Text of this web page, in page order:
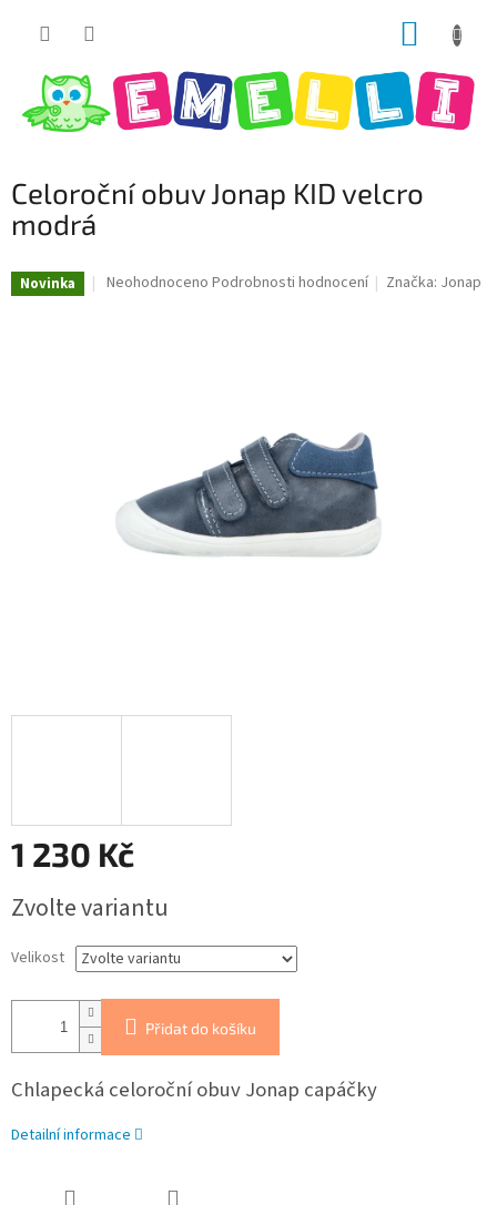
Celoroční obuv Jonap KID velcro
modrá
Novinka
Průměrné
Neohodnoceno Podrobnosti hodnocení Značka: Jonap
1 230 Kč
cena:
Zvolte variantu
Velikost
Přidat do košíku
Chlapecká celoroční obuv Jonap capáčky
Detailní informace